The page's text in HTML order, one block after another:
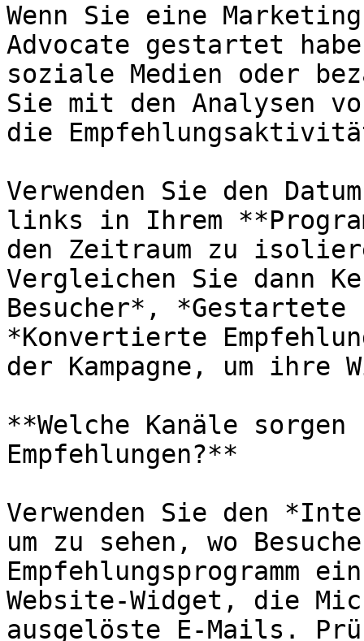
Wenn Sie eine
Advocate gestartet
soziale Medien oder
Sie mit den Analysen
die
Verwenden Sie den
links in Ihrem
den Zeitraum zu
Vergleichen Sie dann
Besucher*, *Gestartete
*Konvertierte
der Kampagne, um ihre
**Welche Kanäle
Empfehlungen?**
Verwenden Sie den
um zu sehen, wo
Empfehlungsprogramm
Website-Widget, die
ausgelöste E-Mails.